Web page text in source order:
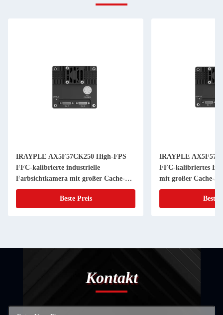
IRAYPLE AX5F57CK250 High-FPS
FFC-kalibrierte industrielle
Farbsichtkamera mit großer Cache-
Stabilität für die PLC-Schnittstelle
Beste Preis
IRAYPLE
FFC-kalibriertes
mit großer Cache-
Bildverarbeitung
Beste
Kontakt